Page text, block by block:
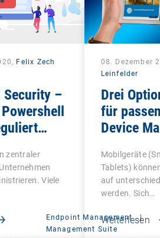
Felix Zech
Security –
zentraler
Viele
08. Dezember
Leinfelder
Drei
für
Device
Mobilgeräte
Tablets)
auf
werden. Sich…
Weiterlesen
Endpoint Management
|
Management Suite